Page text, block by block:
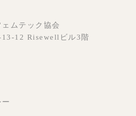
ムテック協会
13-12 Risewellビル3階